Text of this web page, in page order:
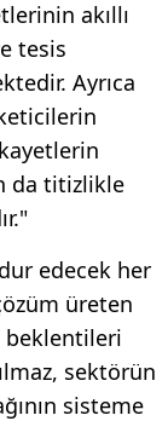
akıllı
tesis
Ayrıca
da titizlikle
edecek her
üreten
sektörün
sisteme